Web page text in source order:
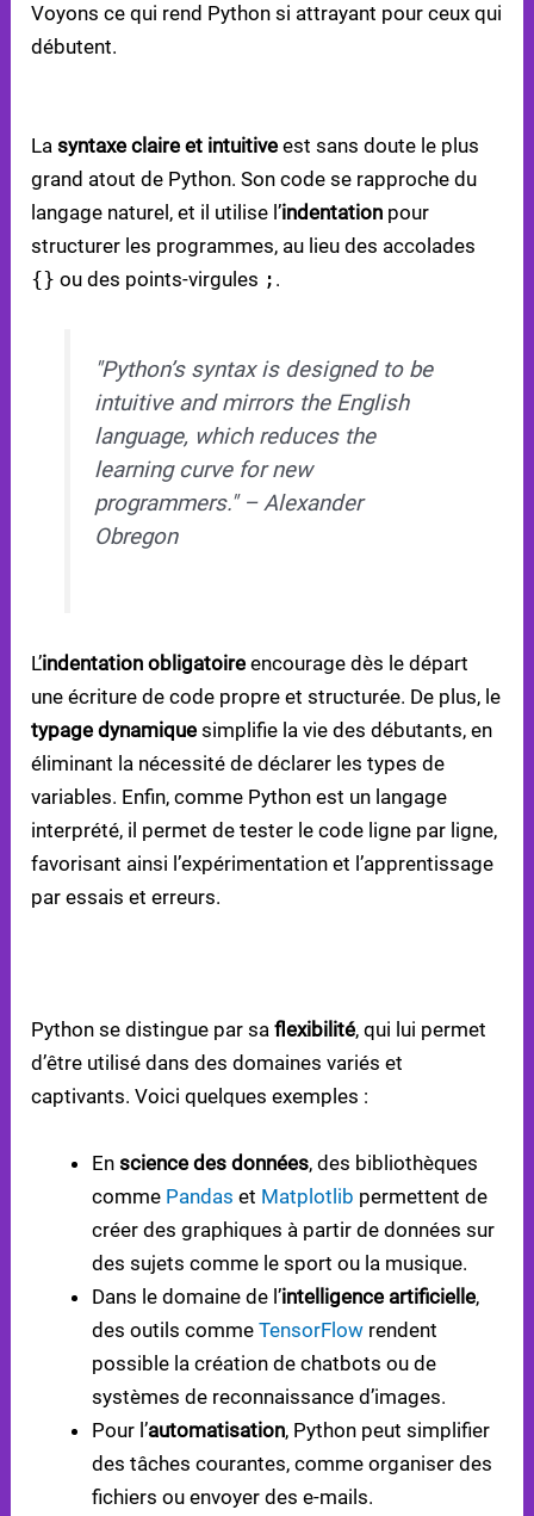
Voyons ce qui rend Python si attrayant pour ceux qui
débutent.
Lasyntaxe claire et intuitive est sans doute le plus
grand atout de Python. Son code se rapproche du
langage naturel, et il utilise l’indentation pour
structurer les programmes, au lieu des accolades
{} ou des points-virgules ; .
"Python’s syntax is designed to be
intuitive and mirrors the English
language, which reduces the
learning curve for new
programmers." – Alexander
Obregon
L’indentation obligatoire encourage dès le départ
une écriture de code propre et structurée. De plus, le
typage dynamique simplifie la vie des débutants, en
éliminant la nécessité de déclarer les types de
variables. Enfin, comme Python est un langage
interprété, il permet de tester le code ligne par ligne,
favorisant ainsi l’expérimentation et l’apprentissage
par essais et erreurs.
Python se distingue par saflexibilité, qui lui permet
d’être utilisé dans des domaines variés et
captivants. Voici quelques exemples :
Enscience des données, des bibliothèques
comme Pandas et Matplotlib permettent de
créer des graphiques à partir de données sur
des sujets comme le sport ou la musique.
Dans le domaine de l’intelligence artificielle,
des outils commeTensorFlow rendent
possible la création de chatbots ou de
systèmes de reconnaissance d’images.
Pour l’automatisation, Python peut simplifier
des tâches courantes, comme organiser des
fichiers ou envoyer des e-mails.